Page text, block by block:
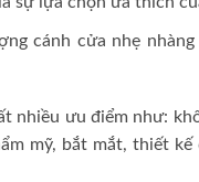
cánh cửa nhẹ
nhiều ưu điểm như:
mỹ, bắt mắt, thiết